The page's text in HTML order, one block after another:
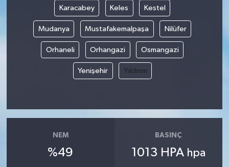
Karacabey Keles Kestel
Mudanya Mustafakemalpaşa Nilüfer
Orhaneli Orhangazi Osmangazi
Yenişehir Yıldırım
NEM
%49
BASINÇ
1013 HPA hpa